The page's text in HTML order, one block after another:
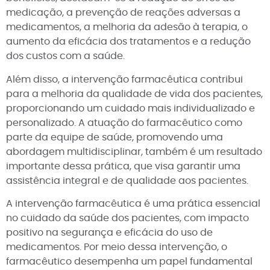
medicação, a prevenção de reações adversas a
medicamentos, a melhoria da adesão à terapia, o
aumento da eficácia dos tratamentos e a redução
dos custos com a saúde.
Além disso, a intervenção farmacêutica contribui
para a melhoria da qualidade de vida dos pacientes,
proporcionando um cuidado mais individualizado e
personalizado. A atuação do farmacêutico como
parte da equipe de saúde, promovendo uma
abordagem multidisciplinar, também é um resultado
importante dessa prática, que visa garantir uma
assistência integral e de qualidade aos pacientes.
A intervenção farmacêutica é uma prática essencial
no cuidado da saúde dos pacientes, com impacto
positivo na segurança e eficácia do uso de
medicamentos. Por meio dessa intervenção, o
farmacêutico desempenha um papel fundamental